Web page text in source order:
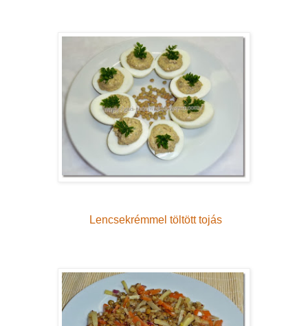
Lencsekrémmel töltött tojás